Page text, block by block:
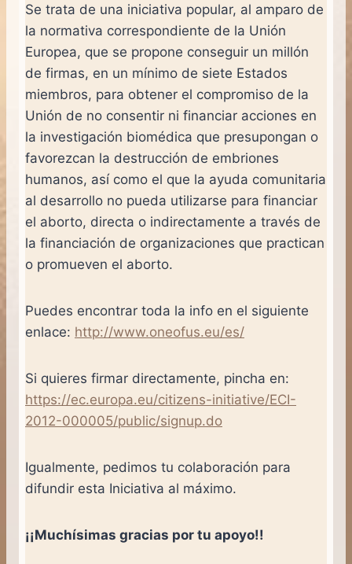
Se trata de una iniciativa popular, al amparo de
la normativa correspondiente de la Unión
Europea, que se propone conseguir un millón
de firmas, en un mínimo de siete Estados
miembros, para obtener el compromiso de la
Unión de no consentir ni financiar acciones en
la investigación biomédica que presupongan o
favorezcan la destrucción de embriones
humanos, así como el que la ayuda comunitaria
al desarrollo no pueda utilizarse para financiar
el aborto, directa o indirectamente a través de
la financiación de organizaciones que practican
o promueven el aborto.
Puedes encontrar toda la info en el siguiente
enlace: http://www.oneofus.eu/es/
Si quieres firmar directamente, pincha en:
https://ec.europa.eu/citizens-initiative/ECI-
2012-000005/public/signup.do
Igualmente, pedimos tu colaboración para
difundir esta Iniciativa al máximo.
¡¡Muchísimas gracias por tu apoyo!!